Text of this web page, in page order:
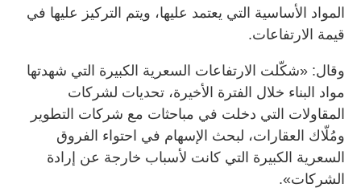
المواد الأساسية التي يعتمد عليها، ويتم التركيز عليها في
قيمة الارتفاعات.
وقال: «شكّلت الارتفاعات السعرية الكبيرة التي شهدتها
مواد البناء خلال الفترة الأخيرة، تحديات لشركات
المقاولات التي دخلت في مباحثات مع شركات التطوير
ومُلّاك العقارات، لبحث الإسهام في احتواء الفروق
السعرية الكبيرة التي كانت لأسباب خارجة عن إرادة
الشركات».